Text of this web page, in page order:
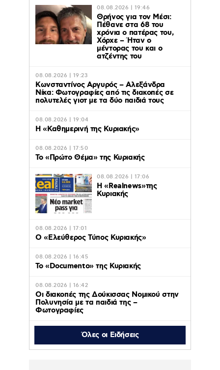
08.08.2026 | 19:46
Θρήνος για τον Μέσι:
Πέθανε στα 68 του
χρόνια ο πατέρας του,
Χόρχε – Ήταν ο
μέντορας του και ο
ατζέντης του
08.08.2026 | 19:23
Κωνσταντίνος Αργυρός – Αλεξάνδρα
Νίκα: Φωτογραφίες από τις διακοπές σε
πολυτελές γιοτ με τα δύο παιδιά τους
08.08.2026 | 19:04
H «Καθημερινή της Κυριακής»
08.08.2026 | 17:50
Το «Πρώτο Θέμα» της Κυριακής
08.08.2026 | 17:06
Η «Realnews»της
Κυριακής
08.08.2026 | 17:01
Ο «Eλεύθερος Τύπος Κυριακής»
08.08.2026 | 16:45
Το «Documento» της Κυριακής
08.08.2026 | 16:42
Οι διακοπές της Δούκισσας Νομικού στην
Πολυνησία με τα παιδιά της –
Φωτογραφίες
Όλες οι Ειδήσεις